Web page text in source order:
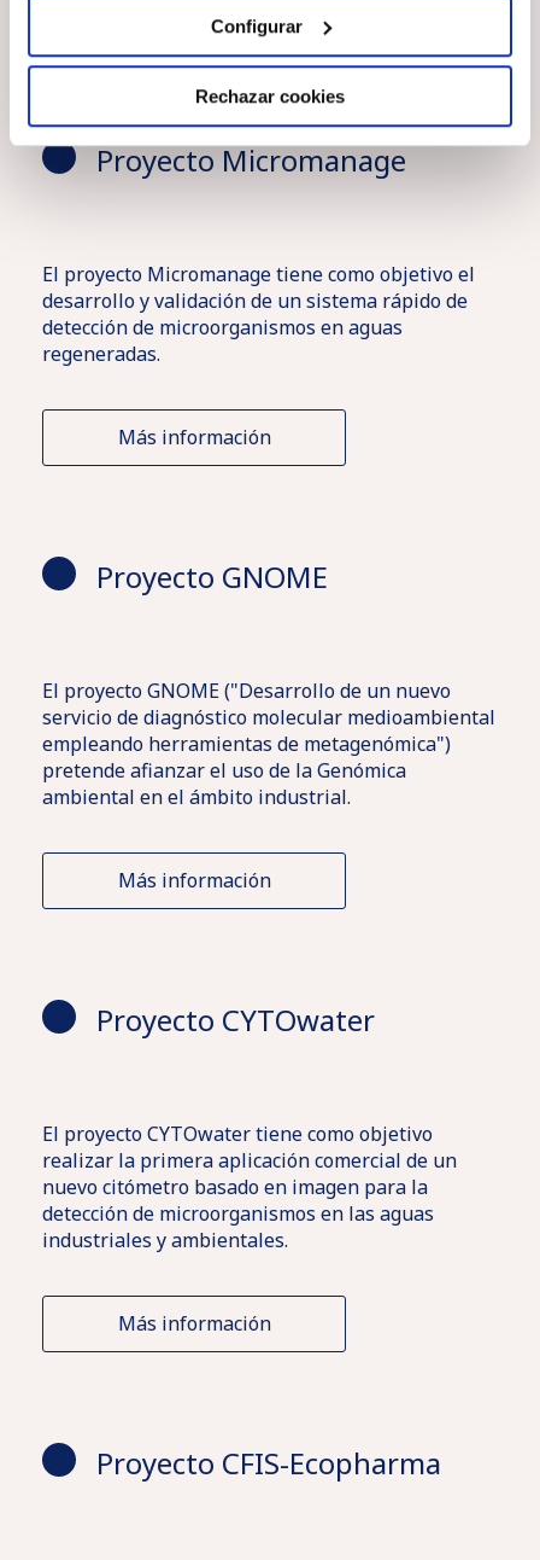
Configurar
Rechazar cookies
suelos
One Health
Cosmética
Higiene
nuestras líneas de investigación. Puedes consultarlos
aquí:
Proyecto Micromanage
El proyecto Micromanage tiene como objetivo el
desarrollo y validación de un sistema rápido de
detección de microorganismos en aguas
regeneradas.
Más información
Proyecto GNOME
El proyecto GNOME ("Desarrollo de un nuevo
servicio de diagnóstico molecular medioambiental
empleando herramientas de metagenómica")
pretende afianzar el uso de la Genómica
ambiental en el ámbito industrial.
Más información
Proyecto CYTOwater
El proyecto CYTOwater tiene como objetivo
realizar la primera aplicación comercial de un
nuevo citómetro basado en imagen para la
detección de microorganismos en las aguas
industriales y ambientales.
Más información
Proyecto CFIS-Ecopharma